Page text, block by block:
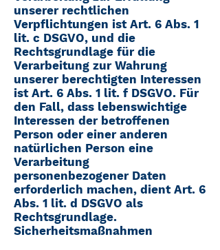
unserer rechtlichen
Verpflichtungen ist Art. 6 Abs. 1
lit. c DSGVO, und die
Rechtsgrundlage für die
Verarbeitung zur Wahrung
unserer berechtigten Interessen
ist Art. 6 Abs. 1 lit. f DSGVO. Für
den Fall, dass lebenswichtige
Interessen der betroffenen
Person oder einer anderen
natürlichen Person eine
Verarbeitung
personenbezogener Daten
erforderlich machen, dient Art. 6
Abs. 1 lit. d DSGVO als
Rechtsgrundlage.
Sicherheitsmaßnahmen